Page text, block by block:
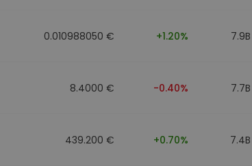
0.010988050 € +1.20%
8.4000 € -0.40%
439.200 € +0.70%